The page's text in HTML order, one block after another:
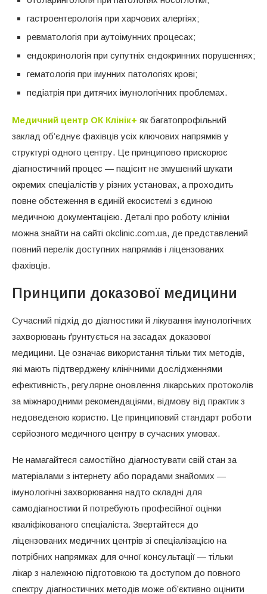
гастроентерологія при харчових алергіях;
ревматологія при аутоімунних процесах;
ендокринологія при супутніх ендокринних порушеннях;
гематологія при імунних патологіях крові;
педіатрія при дитячих імунологічних проблемах.
Медичний центр ОК Клінік+ як багатопрофільний
заклад об’єднує фахівців усіх ключових напрямків у
структурі одного центру. Це принципово прискорює
діагностичний процес — пацієнт не змушений шукати
окремих спеціалістів у різних установах, а проходить
повне обстеження в єдиній екосистемі з єдиною
медичною документацією. Деталі про роботу клініки
можна знайти на сайті okclinic.com.ua, де представлений
повний перелік доступних напрямків і ліцензованих
фахівців.
Принципи доказової медицини
Сучасний підхід до діагностики й лікування імунологічних
захворювань ґрунтується на засадах доказової
медицини. Це означає використання тільки тих методів,
які мають підтверджену клінічними дослідженнями
ефективність, регулярне оновлення лікарських протоколів
за міжнародними рекомендаціями, відмову від практик з
недоведеною користю. Це принциповий стандарт роботи
серйозного медичного центру в сучасних умовах.
Не намагайтеся самостійно діагностувати свій стан за
матеріалами з інтернету або порадами знайомих —
імунологічні захворювання надто складні для
самодіагностики й потребують професійної оцінки
кваліфікованого спеціаліста. Звертайтеся до
ліцензованих медичних центрів зі спеціалізацією на
потрібних напрямках для очної консультації — тільки
лікар з належною підготовкою та доступом до повного
спектру діагностичних методів може об’єктивно оцінити